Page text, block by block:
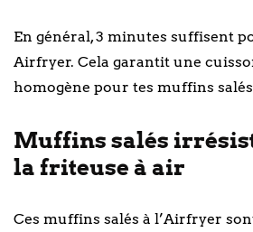
En général, 3 minutes suffisent
Airfryer. Cela garantit une
homogène pour tes muffins
Muffins salés
la friteuse à air
Ces muffins salés à l’Airfryer